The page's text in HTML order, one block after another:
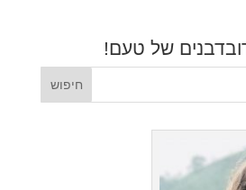
של טעם!